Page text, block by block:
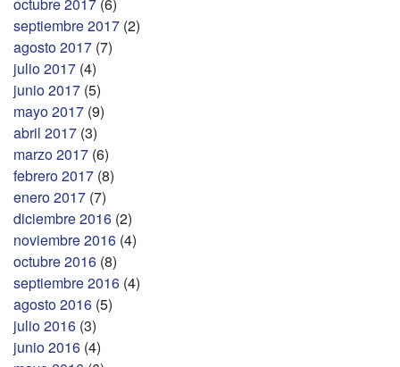
septiembre 2017 (2)
agosto 2017 (7)
julio 2017 (4)
junio 2017 (5)
mayo 2017 (9)
abril 2017 (3)
marzo 2017 (6)
febrero 2017 (8)
enero 2017 (7)
diciembre 2016 (2)
noviembre 2016 (4)
octubre 2016 (8)
septiembre 2016 (4)
agosto 2016 (5)
julio 2016 (3)
junio 2016 (4)